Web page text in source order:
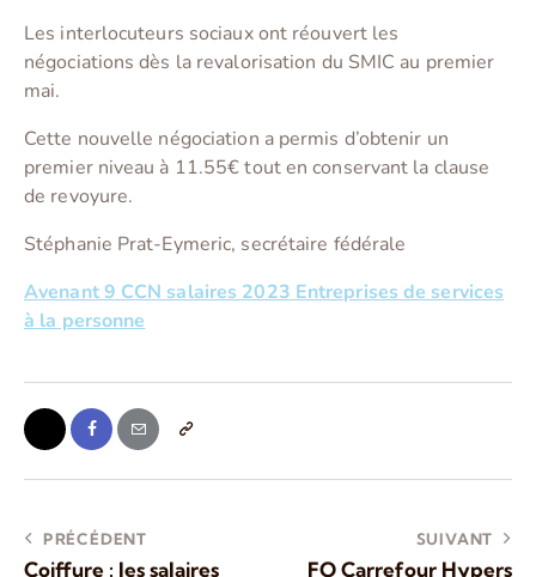
Les interlocuteurs sociaux ont réouvert les
négociations dès la revalorisation du SMIC au premier
mai.
Cette nouvelle négociation a permis d’obtenir un
premier niveau à 11.55€ tout en conservant la clause
de revoyure.
Stéphanie Prat-Eymeric, secrétaire fédérale
Avenant 9 CCN salaires 2023 Entreprises de services
à la personne
PRÉCÉDENT
Coiffure : les salaires
SUIVANT
FO Carrefour Hypers